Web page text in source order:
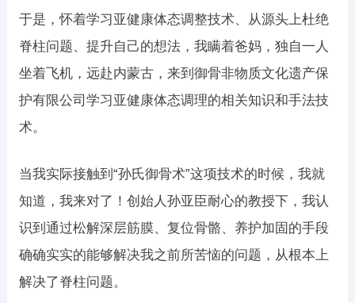
于是，怀着学习亚健康体态调整技术、从源头上杜绝
脊柱问题、提升自己的想法，我瞒着爸妈，独自一人
坐着飞机，远赴内蒙古，来到御骨非物质文化遗产保
护有限公司学习亚健康体态调理的相关知识和手法技
术。
当我实际接触到“孙氏御骨术”这项技术的时候，我就
知道，我来对了！创始人孙亚臣耐心的教授下，我认
识到通过松解深层筋膜、复位骨骼、养护加固的手段
确确实实的能够解决我之前所苦恼的问题，从根本上
解决了脊柱问题。